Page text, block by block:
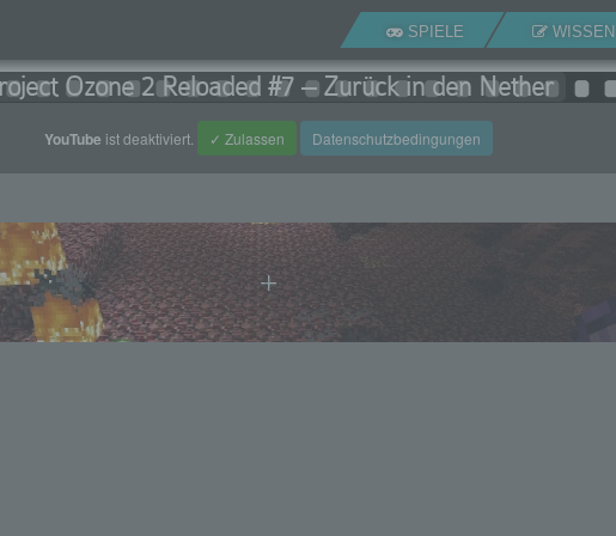
SPIELE WISSEN
Ozone 2 Reloaded #7 – Zurück in den Nether
YouTube ist deaktiviert. ✓ Zulassen Datenschutzbedingungen